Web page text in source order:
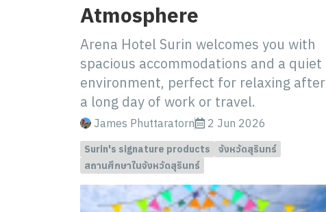
Atmosphere
Arena Hotel Surin welcomes you with
spacious accommodations and a quiet
environment, perfect for relaxing after
a long day of work or travel.
James Phuttaratorn 2 Jun 2026
Surin's signature products
จังหวัดสุรินทร์
สถานศึกษาในจังหวัดสุรินทร์